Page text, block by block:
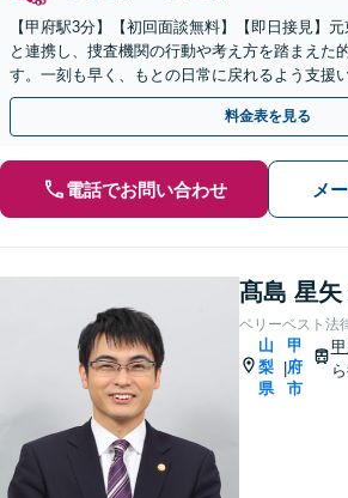
【甲府駅3分】【初回面談無料】【即日接見】
と連携し、捜査機関の行動や考え方を踏まえた
す。一刻も早く、もとの日常に戻れるよう支援
ご相談ください【休日・夜間面談可】【オンラ
料金表を見る
電話でお問い合わせ メ
髙島 星矢
ベリーベスト法
山
梨
県
|
甲
府
市